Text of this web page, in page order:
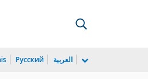
Русский العربية